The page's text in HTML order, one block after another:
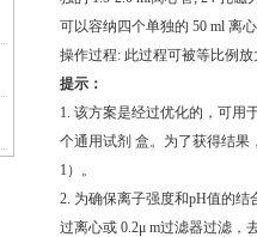
可以容纳四个单独的 50 ml 离
操作过程: 此过程可被等比例
提示：
1. 该方案是经过优化的，可用
个通用试剂 盒。为了获得结果
1）。
2. 为确保离子强度和pH值的结
过离心或 0.2μ m过滤器过滤，